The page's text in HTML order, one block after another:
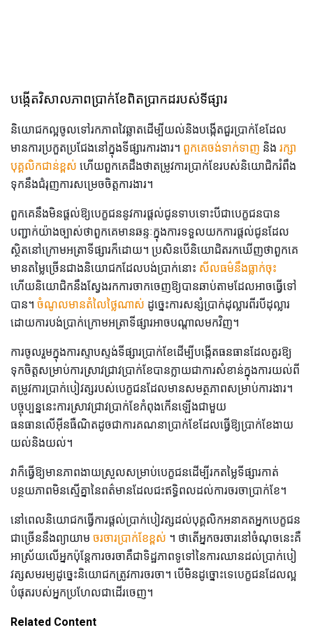
បង្កើតវិសាលភាពប្រាក់ខែពិតប្រាកដរបស់ទីផ្សារ
និយោជកល្អចូលទៅរកភាពវៃឆ្លាតដើម្បីយល់និងបង្កើតជួរប្រាក់ខែដែល
មានការប្រកួតប្រជែងនៅក្នុងទីផ្សារការងារ។ ពួកគេចង់ទាក់ទាញ និង រក្សា
បុគ្គលិកជាន់ខ្ពស់ ហើយពួកគេដឹងថាតម្រូវការប្រាក់ខែរបស់និយោជិករំពឹង
ទុកនឹងជំរុញការសម្រេចចិត្តការងារ។
ពួកគេនឹងមិនផ្តល់ឱ្យបេក្ខជននូវការផ្តល់ជូនទាបទោះបីជាបេក្ខជនបាន
បញ្ជាក់យ៉ាងច្បាស់ថាពួកគេមានឆន្ទៈក្នុងការទទួលយកការផ្តល់ជូនដែល
ស្ថិតនៅក្រោមអត្រាទីផ្សារក៏ដោយ។ ប្រសិនបើនិយោជិតរកឃើញថាពួកគេ
មានតម្លៃច្រើនជាងនិយោជកដែលបង់ប្រាក់នោះ សីលធម៌នឹងធ្លាក់ចុះ
ហើយនិយោជិកនឹងស្វែងរកការចាកចេញឱ្យបានឆាប់តាមដែលអាចធ្វើទៅ
បាន។ ចំណូលមានតំលៃថ្លៃណាស់ ដូច្នេះការសន្សំប្រាក់ដុល្លារពីរបីដុល្លារ
ដោយការបង់ប្រាក់ក្រោមអត្រាទីផ្សារអាចបណ្តាលមកវិញ។
ការចូលរួមក្នុងការស្ទាបស្ទង់ទីផ្សារប្រាក់ខែដើម្បីបង្កើតធនធានដែលគួរឱ្យ
ទុកចិត្តសម្រាប់ការស្រាវជ្រាវប្រាក់ខែបានក្លាយជាការសំខាន់ក្នុងការយល់ពី
តម្រូវការប្រាក់បៀវត្សរបស់បេក្ខជនដែលមានសមត្ថភាពសម្រាប់ការងារ។
បច្ចុប្បន្ននេះការស្រាវជ្រាវប្រាក់ខែកំពុងកើនឡើងជាមួយ
ធនធានលើអ៊ីនធឺណិតដូចជាការគណនាប្រាក់ខែដែលធ្វើឱ្យប្រាក់ខែងាយ
យល់និងយល់។
វាក៏ធ្វើឱ្យមានភាពងាយស្រួលសម្រាប់បេក្ខជនដើម្បីរកតម្លៃទីផ្សារកាត់
បន្ថយភាពមិនស្មើគ្នានៃពត៌មានដែលជះឥទ្ធិពលដល់ការចរចាប្រាក់ខែ។
នៅពេលនិយោជកធ្វើការផ្តល់ប្រាក់បៀវត្សដល់បុគ្គលិកអនាគតអ្នកបេក្ខជន
ជាច្រើននឹងព្យាយាម ចរចារប្រាក់ខែខ្ពស់ ។ ថាតើអ្នកចរចារនៅចំណុចនេះគឺ
អាស្រ័យលើអ្នកប៉ុន្ដែការចរចាគឺជាទិដ្ឋភាពទូទៅនៃការឈានដល់ប្រាក់បៀ
វត្សសមរម្យដូច្នេះនិយោជកត្រូវការចរចា។ បើមិនដូច្នោះទេបេក្ខជនដែលល្អ
បំផុតរបស់អ្នកប្រហែលជាដើរចេញ។
Related Content